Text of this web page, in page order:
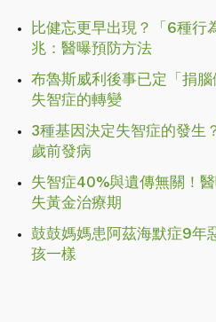
比健忘更早出現？「6種行
兆：醫曝預防方法
布魯斯威利後事已定「捐
失智症的轉變
3種基因決定失智症的發生
歲前發病
失智症40%與遺傳無關！
失黃金治療期
鼓鼓媽媽患阿茲海默症9年
孩一樣